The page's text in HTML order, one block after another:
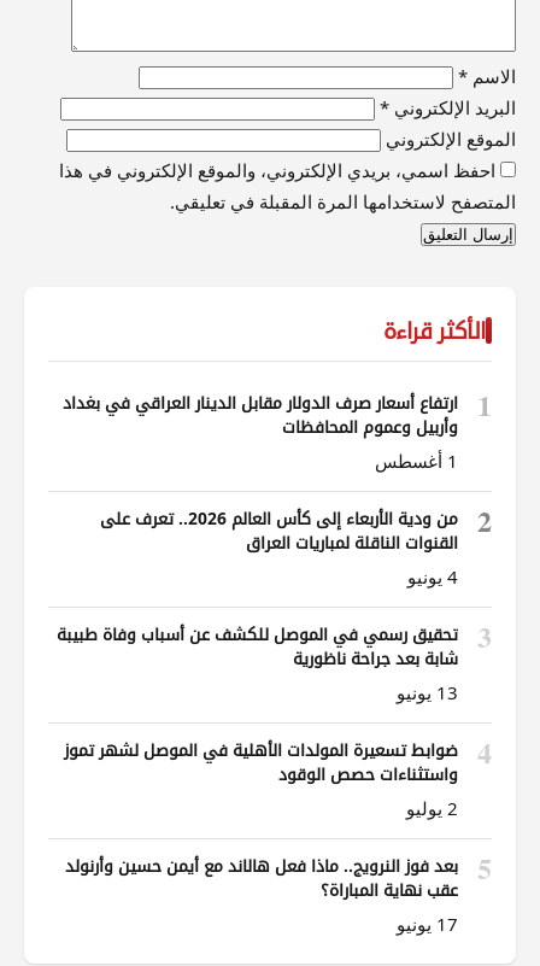
الاسم *
البريد الإلكتروني *
الموقع الإلكتروني
احفظ اسمي، بريدي الإلكتروني، والموقع الإلكتروني في هذا
المتصفح لاستخدامها المرة المقبلة في تعليقي.
الأكثر قراءة
1
ارتفاع أسعار صرف الدولار مقابل الدينار العراقي في بغداد
وأربيل وعموم المحافظات
1 أغسطس
2
من ودية الأربعاء إلى كأس العالم 2026.. تعرف على
القنوات الناقلة لمباريات العراق
4 يونيو
3
تحقيق رسمي في الموصل للكشف عن أسباب وفاة طبيبة
شابة بعد جراحة ناظورية
13 يونيو
4
ضوابط تسعيرة المولدات الأهلية في الموصل لشهر تموز
واستثناءات حصص الوقود
2 يوليو
5
بعد فوز النرويج.. ماذا فعل هالاند مع أيمن حسين وأرنولد
عقب نهاية المباراة؟
17 يونيو